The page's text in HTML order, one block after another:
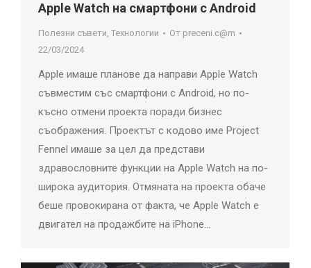
Apple Watch на смартфони с Android
Полезни съвети, Технологии От preceni.c@m
22/03/2024
Apple имаше планове да направи Apple Watch
съвместим със смартфони с Android, но по-
късно отмени проекта поради бизнес
съображения. Проектът с кодово име Project
Fennel имаше за цел да представи
здравословните функции на Apple Watch на по-
широка аудитория. Отмяната на проекта обаче
беше провокирана от факта, че Apple Watch е
двигател на продажбите на iPhone…